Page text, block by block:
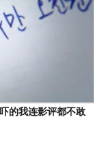
的我连影评都不敢